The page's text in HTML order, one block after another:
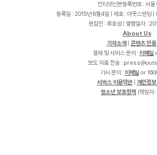
인터넷신문등록번호 : 서
등록일 : 2015년 6월4일 | 제호 : 아웃스탠딩 |
편집인 : 류호성 | 발행일자 :
About Us
기자소개
콘텐츠 인용
결제 및 서비스 문의 : 이메일
보도 자료 전송 :
s
t
u
o
@
s
s
e
r
p
기사 문의 : 이메일 or
서비스 이용약관| 개인정
청소년 보호정책 (책임자: